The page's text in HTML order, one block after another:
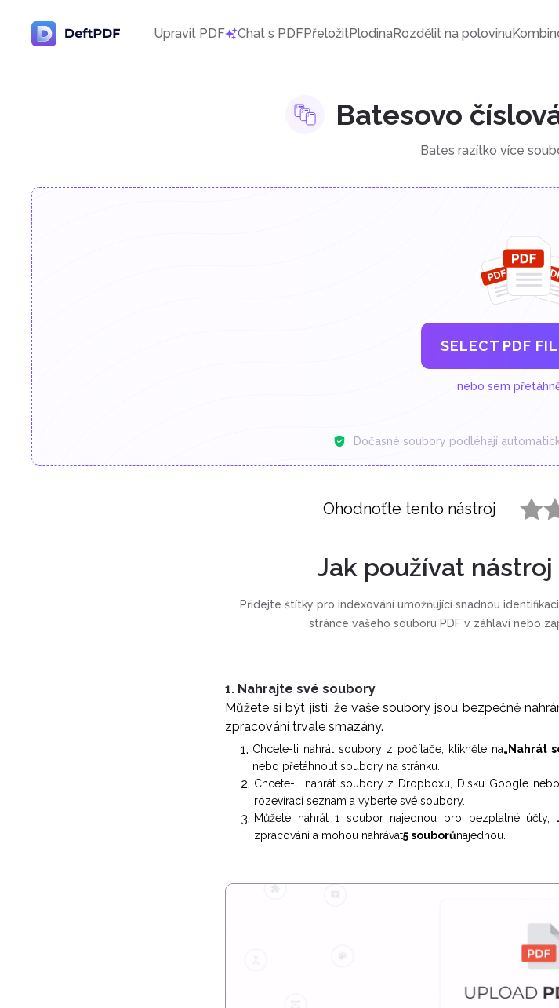
Upravit PDF Chat s PDFPřeložitPlodinaRozdělit na polovinu
Batesovo
Bates razítko více
SELECT PDF
nebo sem
Dočasné soubory podléhají
Ohodnoťte tento nástroj
Jak používat
Přidejte štítky pro indexování umožňující snadnou
stránce vašeho souboru PDF v záhlaví nebo
1. Nahrajte své soubory
Můžete si být jisti, že vaše soubory jsou bezpečně
zpracování trvale smazány.
Chcete-li nahrát soubory z počítače, klikněte na„Nahrát
nebo přetáhnout soubory na stránku.
Chcete-li nahrát soubory z Dropboxu, Disku Google
rozevírací seznam a vyberte své soubory.
Můžete nahrát 1 soubor najednou pro bezplatné účty,
zpracování a mohou nahrávat5 souborůnajednou.